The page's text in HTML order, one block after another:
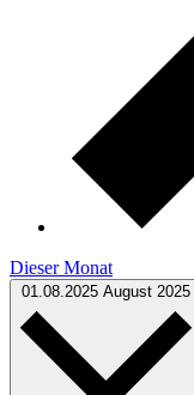
Dieser Monat
01.08.2025 August 2025